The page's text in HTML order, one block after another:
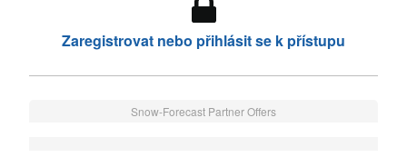
Zaregistrovat nebo přihlásit se k přístupu
Snow-Forecast Partner Offers